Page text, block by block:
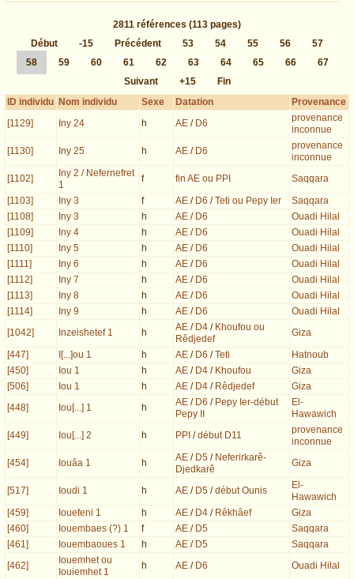
2811 références (113 pages)
Début
-15 Précédent 53 54 55 56
57
58
59 60 61 62 63 64 65 66
67
Suivant
+15
Fin
ID individu Nom individu Sexe Datation
Provenance
[1129]
Iny 24 h AE / D6
provenance
inconnue
[1130]
Iny 25 h AE / D6
provenance
inconnue
[1102]
Iny 2 / Nefernefret
1
f fin AE ou PPI
Saqqara
[1103]
Iny 3 f AE / D6 /Teti ou Pepy Ier
Saqqara
[1108]
Iny 3 h AE / D6
Ouadi Hilal
[1109]
Iny 4 h AE / D6
Ouadi Hilal
[1110]
Iny 5 h AE / D6
Ouadi Hilal
[1111]
Iny 6 h AE / D6
Ouadi Hilal
[1112]
Iny 7 h AE / D6
Ouadi Hilal
[1113]
Iny 8 h AE / D6
Ouadi Hilal
[1114]
Iny 9 h AE / D6
Ouadi Hilal
[1042]
Inzeishetef 1 h AE / D4 / Khoufou ou
Rêdjedef
Giza
[447]
I[...]ou 1 h AE / D6 /Teti
Hatnoub
[450]
Iou 1 h AE / D4 / Khoufou
Giza
[506]
Iou 1 h AE / D4 / Rêdjedef
Giza
[448]
Iou[...] 1 h AE / D6 / Pepy Ier-début
Pepy II
El-
Hawawich
[449]
Iou[...] 2 h PPI /début D11
provenance
inconnue
[454]
Iouâa 1 h AE / D5 / Neferirkarê-
Djedkarê
Giza
[517] Ioudi 1 h AE / D5 /début Ounis
El-
Hawawich
[459]
Iouefeni 1 h AE / D4 / Rêkhâef
Giza
[460]
Iouembaes (?) 1 f AE / D5
Saqqara
[461]
Iouembaoues 1 h AE / D5
Saqqara
[462]
Iouemhet ou
Iouiemhet 1
h AE / D6 Ouadi Hilal